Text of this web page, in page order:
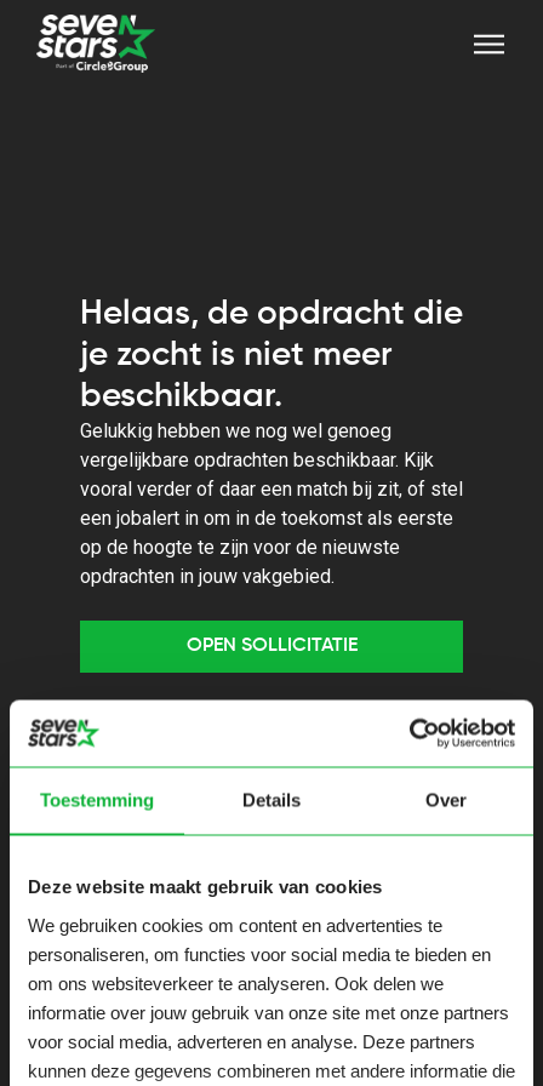
Toestemming Details Over
Deze website maakt gebruik van cookies
We gebruiken cookies om content en advertenties te
personaliseren, om functies voor social media te bieden en
om ons websiteverkeer te analyseren. Ook delen we
informatie over jouw gebruik van onze site met onze partners
voor social media, adverteren en analyse. Deze partners
kunnen deze gegevens combineren met andere informatie die
Helaas, de opdracht die
je zocht is niet meer
beschikbaar.
Gelukkig hebben we nog wel genoeg
vergelijkbare opdrachten beschikbaar. Kijk
vooral verder of daar een match bij zit, of stel
een jobalert in om in de toekomst als eerste
op de hoogte te zijn voor de nieuwste
opdrachten in jouw vakgebied.
OPEN SOLLICITATIE
Gerelateerde opdrachten
T-Shaped
DevOps
Engineer
Groningen